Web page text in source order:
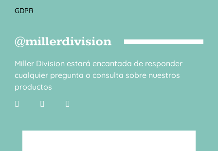
GDPR
@millerdivision
Miller Division estará encantada de responder
cualquier pregunta o consulta sobre nuestros
productos